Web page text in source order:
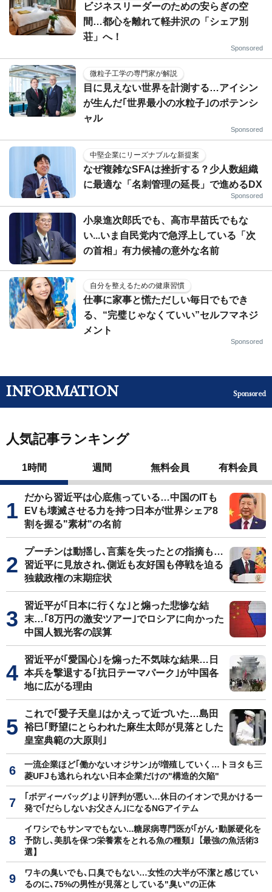
ビジネスリーダーのための安らぎの空
間…都心を離れて軽井沢の「シェア別
荘」へ！
Sponsored
微粒子工学の専門家が解説
目に見えない世界を計測する…アイシン
が生んだ｢世界最小の水粒子｣のポテンシ
ャル
Sponsored
中堅企業にリーズナブルな新提案
なぜ複雑なSFAは挫折する？少人数組織
に最適な「名刺管理の延長」で進めるDX
Sponsored
小泉進次郎氏でも、高市早苗氏でもな
い...いま自民党内で急浮上している「次
の首相」有力候補の意外な名前
自分を整えるための健康習慣
仕事に家事と慌ただしい毎日でもでき
る、“完璧じゃなくていい”セルフマネジ
メント
Sponsored
INFORMATION Sponsored
人気記事ランキング
1時間 週間 無料会員 有料会員
だから習近平は心底焦っている…中国のITも
EVも壊滅させる力を持つ日本が世界シェア8
割を握る"素材"の名前
プーチンは動揺し､言葉を失ったとの指摘も…
習近平に見放され､側近も友好国も停戦を迫る
独裁政権の末期症状
習近平が｢日本に行くな｣と煽った悲惨な結
末…｢8万円の激安ツアー｣でロシアに向かった
中国人観光客の誤算
習近平が｢愛国心｣を煽った不気味な結果…日
本兵を撃退する｢抗日テーマパーク｣が中国各
地に広がる理由
これで｢愛子天皇｣はかえって近づいた…島田
裕巳｢野望にとらわれた麻生太郎が見落とした
皇室典範の大原則｣
一流企業ほど｢働かないオジサン｣が増殖していく…トヨタも三
菱UFJも逃れられない日本企業だけの"構造的欠陥"
｢ボディーバッグ｣より評判が悪い…休日のイオンで見かける一
発で｢だらしないお父さん｣になるNGアイテム
イワシでもサンマでもない...糖尿病専門医が｢がん･動脈硬化を
予防し､美肌を保つ栄養素をとれる魚の種類｣【最強の魚活術3
選】
ワキの臭いでも､口臭でもない…女性の大半が不潔と感じてい
るのに､75%の男性が見落としている"臭い"の正体